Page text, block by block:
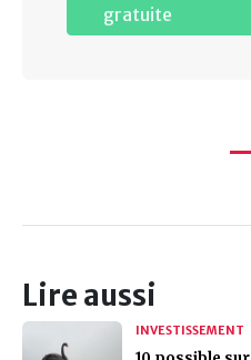
gratuite
Lire aussi
INVESTISSEMENT